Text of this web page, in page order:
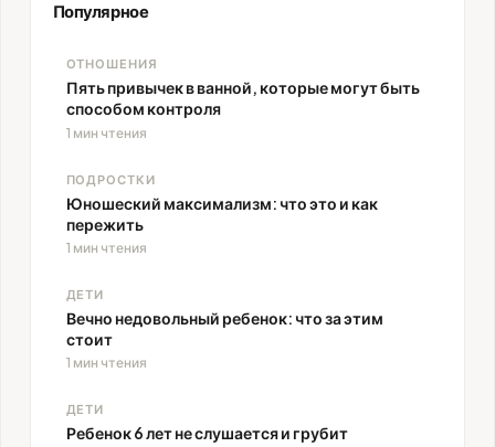
Популярное
ОТНОШЕНИЯ
Пять привычек в ванной, которые могут быть
способом контроля
1 мин чтения
ПОДРОСТКИ
Юношеский максимализм: что это и как
пережить
1 мин чтения
ДЕТИ
Вечно недовольный ребенок: что за этим
стоит
1 мин чтения
ДЕТИ
Ребенок 6 лет не слушается и грубит